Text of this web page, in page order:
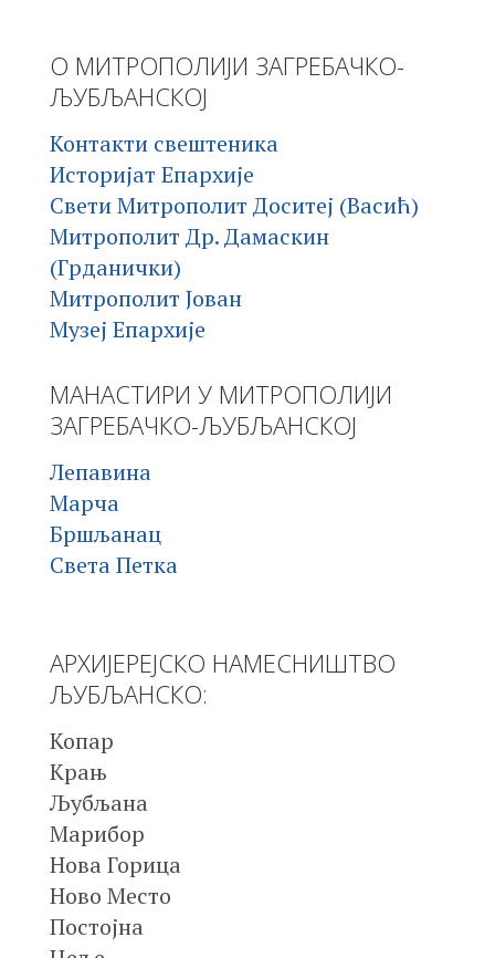
О МИТРОПОЛИЈИ ЗАГРЕБАЧКО-
ЉУБЉАНСКОЈ
Контакти свештеника
Историјат Епархије
Свети Митрополит Доситеј (Васић)
Митрополит Др. Дамаскин
(Грданички)
Митрополит Јован
Музеј Епархије
МАНАСТИРИ У МИТРОПОЛИЈИ
ЗАГРЕБАЧКО-ЉУБЉАНСКОЈ
Лепавина
Марча
Бршљанац
Света Петка
АРХИЈЕРЕЈСКО НАМЕСНИШТВО
ЉУБЉАНСКО:
Копар
Крањ
Љубљана
Марибор
Нова Горица
Ново Место
Постојна